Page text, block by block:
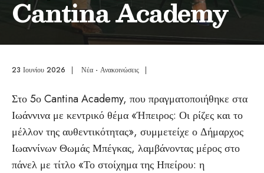
Cantina Academy
23 Ιουνίου 2026 | Νέα - Ανακοινώσεις |
Στο 5ο Cantina Academy, που πραγματοποιήθηκε στα
Ιωάννινα με κεντρικό θέμα «Ήπειρος: Οι ρίζες και το
μέλλον της αυθεντικότητας», συμμετείχε ο Δήμαρχος
Ιωαννίνων Θωμάς Μπέγκας, λαμβάνοντας μέρος στο
πάνελ με τίτλο «Το στοίχημα της Ηπείρου: η